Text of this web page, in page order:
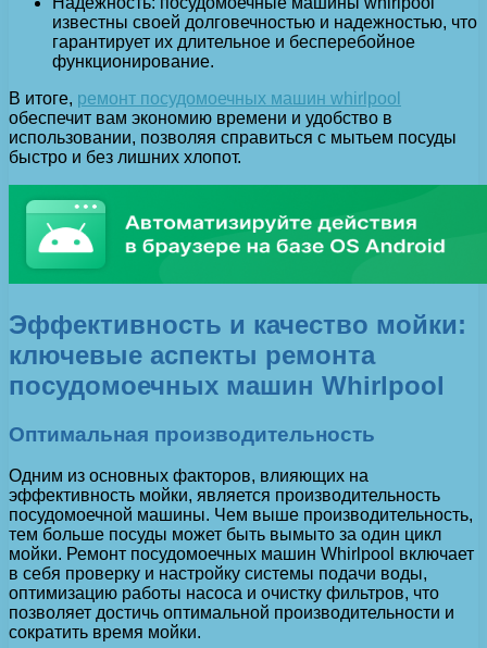
известны своей долговечностью и надежностью, что
гарантирует их длительное и бесперебойное
функционирование.
В итоге, ремонт посудомоечных машин whirlpool
обеспечит вам экономию времени и удобство в
использовании, позволяя справиться с мытьем посуды
быстро и без лишних хлопот.
Эффективность и качество мойки:
ключевые аспекты ремонта
посудомоечных машин Whirlpool
Оптимальная производительность
Одним из основных факторов, влияющих на
эффективность мойки, является производительность
посудомоечной машины. Чем выше производительность,
тем больше посуды может быть вымыто за один цикл
мойки. Ремонт посудомоечных машин Whirlpool включает
в себя проверку и настройку системы подачи воды,
оптимизацию работы насоса и очистку фильтров, что
позволяет достичь оптимальной производительности и
сократить время мойки.